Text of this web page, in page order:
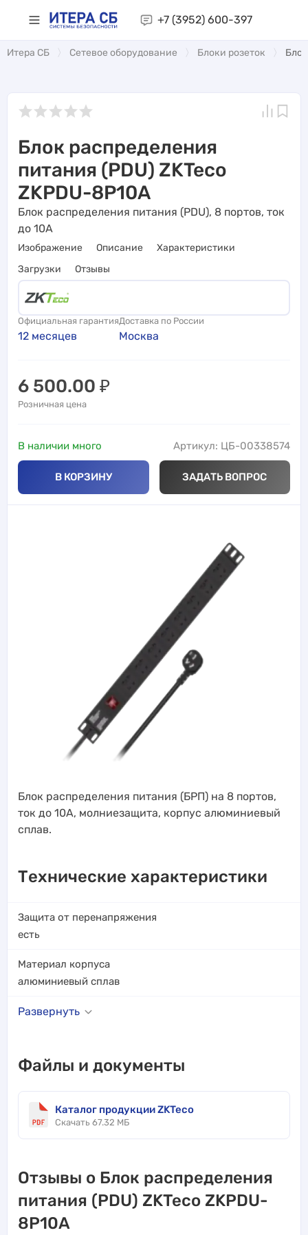
+7 (3952) 600-397
Итера СБ Сетевое оборудование Блоки розеток
Блок распределения
питания (PDU) ZKTeco
ZKPDU-8P10A
Блок распределения питания (PDU), 8 портов, ток
до 10А
Изображение Описание
Характеристики
Загрузки
Отзывы
Официальная гарантия
12 месяцев
Доставка по России
Москва
6 500.00 ₽
Розничная цена
В наличии много Артикул: ЦБ-00338574
В КОРЗИНУ ЗАДАТЬ ВОПРОС
Блок распределения питания (БРП) на 8 портов,
ток до 10А, молниезащита, корпус алюминиевый
сплав.
Технические характеристики
Защита от перенапряжения
есть
Материал корпуса
алюминиевый сплав
Развернуть
Файлы и документы
Каталог продукции ZKTeco
Скачать 67.32 МБ
Отзывы о Блок распределения
питания (PDU) ZKTeco ZKPDU-
8P10A